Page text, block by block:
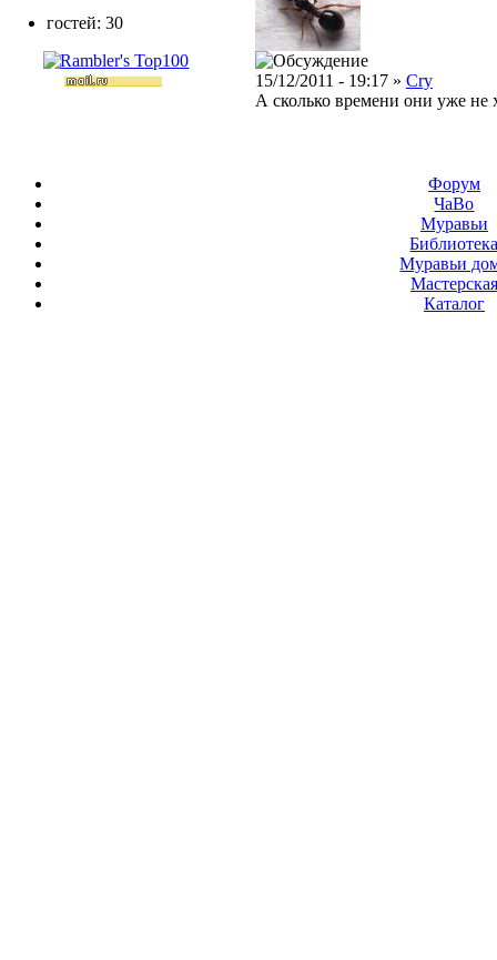
15/12/2011 - 19:17 » Cry
А сколько времени они уже не
гостей: 30
Форум
ЧаВо
Муравьи
Муравьи
Мастерская
Каталог